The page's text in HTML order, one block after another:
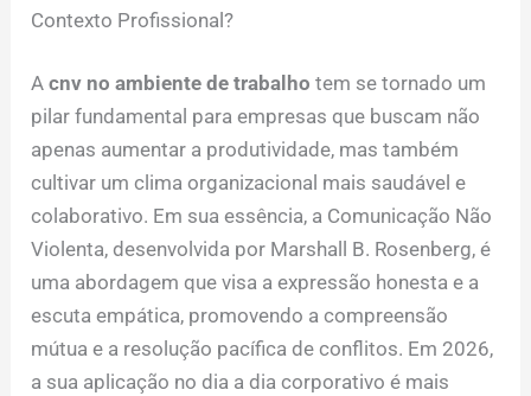
Contexto Profissional?
Acnv no ambiente de trabalho tem se tornado um
pilar fundamental para empresas que buscam não
apenas aumentar a produtividade, mas também
cultivar um clima organizacional mais saudável e
colaborativo. Em sua essência, a Comunicação Não
Violenta, desenvolvida por Marshall B. Rosenberg, é
uma abordagem que visa a expressão honesta e a
escuta empática, promovendo a compreensão
mútua e a resolução pacífica de conflitos. Em 2026,
a sua aplicação no dia a dia corporativo é mais